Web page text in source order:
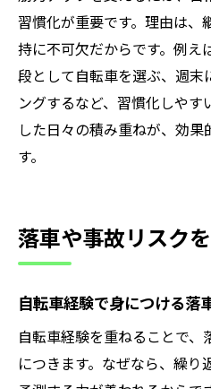
習慣化が重要です。理由は、
持に不可欠だからです。例え
段として自転車を選ぶ、週末
ングするなど、習慣化しやす
した日々の積み重ねが、効果
す。
落車や事故リスク
自転車経験で身につける落
自転車経験を重ねることで、
につきます。なぜなら、繰り